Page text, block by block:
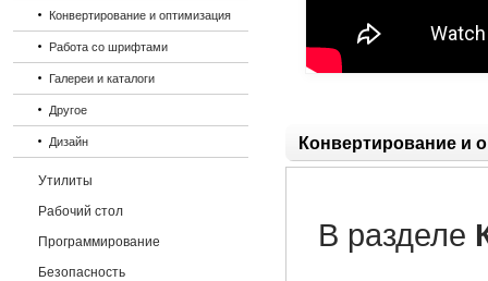
Конвертирование и оптимизация
Работа со шрифтами
Галереи и каталоги
Другое
Дизайн
Утилиты
Рабочий стол
Программирование
Безопасность
Конвертирование и
В разделе